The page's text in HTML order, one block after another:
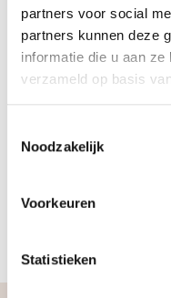
partners voor social
partners kunnen deze
informatie die u aan
verzameld op basis
Noodzakelijk
Voorkeuren
Statistieken
Decoratieve
Het hoge
nieuwe meubel de
uniek item. Raadpleeg
mogelijkheden.